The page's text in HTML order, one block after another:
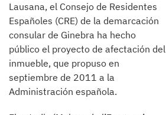
Lausana, el Consejo de Residentes
Españoles (CRE) de la demarcación
consular de Ginebra ha hecho
público el proyecto de afectación del
inmueble, que propuso en
septiembre de 2011 a la
Administración española.